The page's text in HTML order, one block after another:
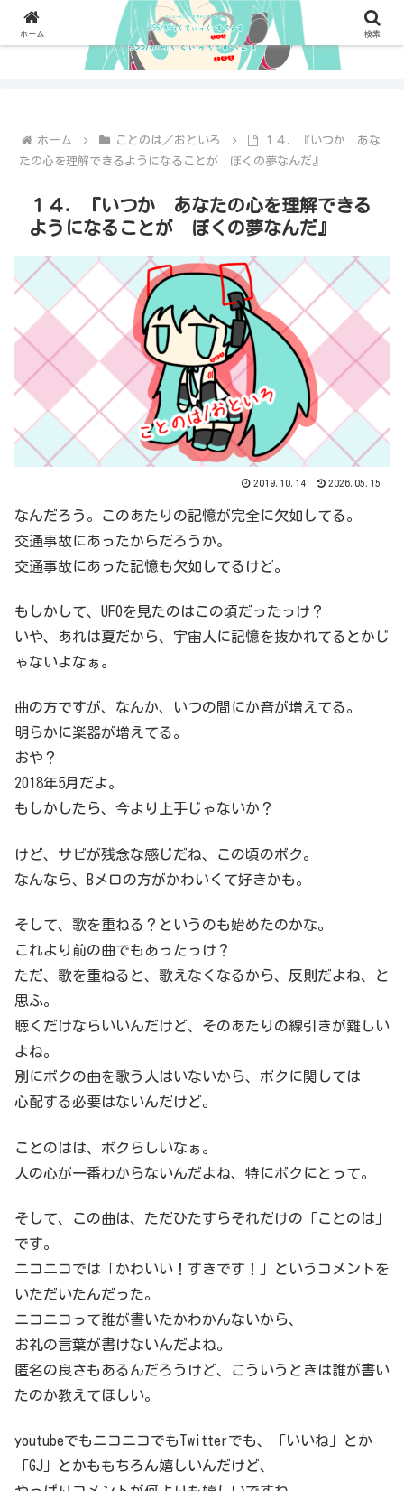
ホーム ことのは／おといろ
１４．『いつか あな
たの心を理解できるようになることが ぼくの夢なんだ』
１４．『いつか あなたの心を理解できる
ようになることが ぼくの夢なんだ』
2019.10.14 2026.05.15
なんだろう。このあたりの記憶が完全に欠如してる。
交通事故にあったからだろうか。
交通事故にあった記憶も欠如してるけど。
もしかして、UFOを見たのはこの頃だったっけ？
いや、あれは夏だから、宇宙人に記憶を抜かれてるとかじ
ゃないよなぁ。
曲の方ですが、なんか、いつの間にか音が増えてる。
明らかに楽器が増えてる。
おや？
2018年5月だよ。
もしかしたら、今より上手じゃないか？
けど、サビが残念な感じだね、この頃のボク。
なんなら、Bメロの方がかわいくて好きかも。
そして、歌を重ねる？というのも始めたのかな。
これより前の曲でもあったっけ？
ただ、歌を重ねると、歌えなくなるから、反則だよね、と
思ふ。
聴くだけならいいんだけど、そのあたりの線引きが難しい
よね。
別にボクの曲を歌う人はいないから、ボクに関しては
心配する必要はないんだけど。
ことのはは、ボクらしいなぁ。
人の心が一番わからないんだよね、特にボクにとって。
そして、この曲は、ただひたすらそれだけの「ことのは」
です。
ニコニコでは「かわいい！すきです！」というコメントを
いただいたんだった。
ニコニコって誰が書いたかわかんないから、
お礼の言葉が書けないんだよね。
匿名の良さもあるんだろうけど、こういうときは誰が書い
たのか教えてほしい。
youtubeでもニコニコでもTwitterでも、「いいね」とか
「GJ」とかももちろん嬉しいんだけど、
ホーム 検索